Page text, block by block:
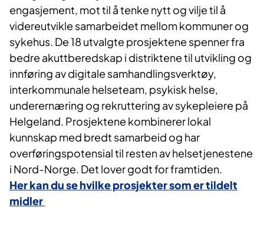
engasjement, mot til å tenke nytt og vilje til å
videreutvikle samarbeidet mellom kommuner og
sykehus. De 18 utvalgte prosjektene spenner fra
bedre akuttberedskap i distriktene til utvikling og
innføring av digitale samhandlingsverktøy,
interkommunale helseteam, psykisk helse,
underernæring og rekruttering av sykepleiere på
Helgeland. Prosjektene kombinerer lokal
kunnskap med bredt samarbeid og har
overføringspotensial til resten av helsetjenestene
i Nord-Norge. Det lover godt for framtiden.
Her kan du se hvilke prosjekter som er tildelt
midler